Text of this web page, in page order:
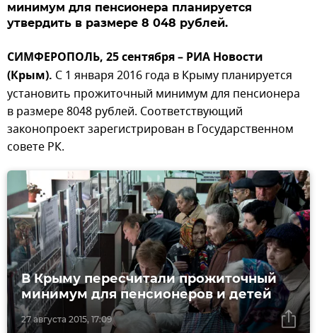
минимум для пенсионера планируется
утвердить в размере 8 048 рублей.
СИМФЕРОПОЛЬ, 25 сентября – РИА Новости
(Крым). С 1 января 2016 года в Крыму планируется
установить прожиточный минимум для пенсионера
в размере 8048 рублей. Соответствующий
законопроект зарегистрирован в Государственном
совете РК.
27 августа 2015, 17:09
В Крыму пересчитали прожиточный
минимум для пенсионеров и детей